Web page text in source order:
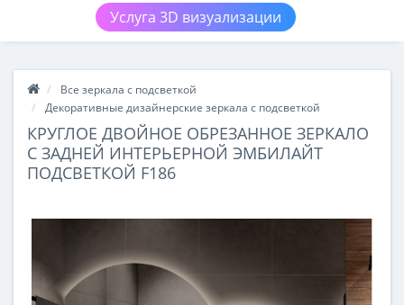
Услуга 3D визуализации
Все зеркала с подсветкой
Декоративные дизайнерские зеркала с подсветкой
КРУГЛОЕ ДВОЙНОЕ ОБРЕЗАННОЕ ЗЕРКАЛО
С ЗАДНЕЙ ИНТЕРЬЕРНОЙ ЭМБИЛАЙТ
ПОДСВЕТКОЙ F186